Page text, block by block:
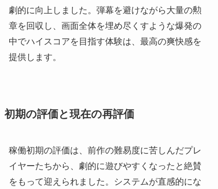
劇的に向上しました。弾幕を避けながら大量の勲
章を回収し、画面全体を埋め尽くすような爆発の
中でハイスコアを目指す体験は、最高の爽快感を
提供します。
初期の評価と現在の再評価
稼働初期の評価は、前作の難易度に苦しんだプレ
イヤーたちから、劇的に遊びやすくなったと絶賛
をもって迎えられました。システムが直感的にな